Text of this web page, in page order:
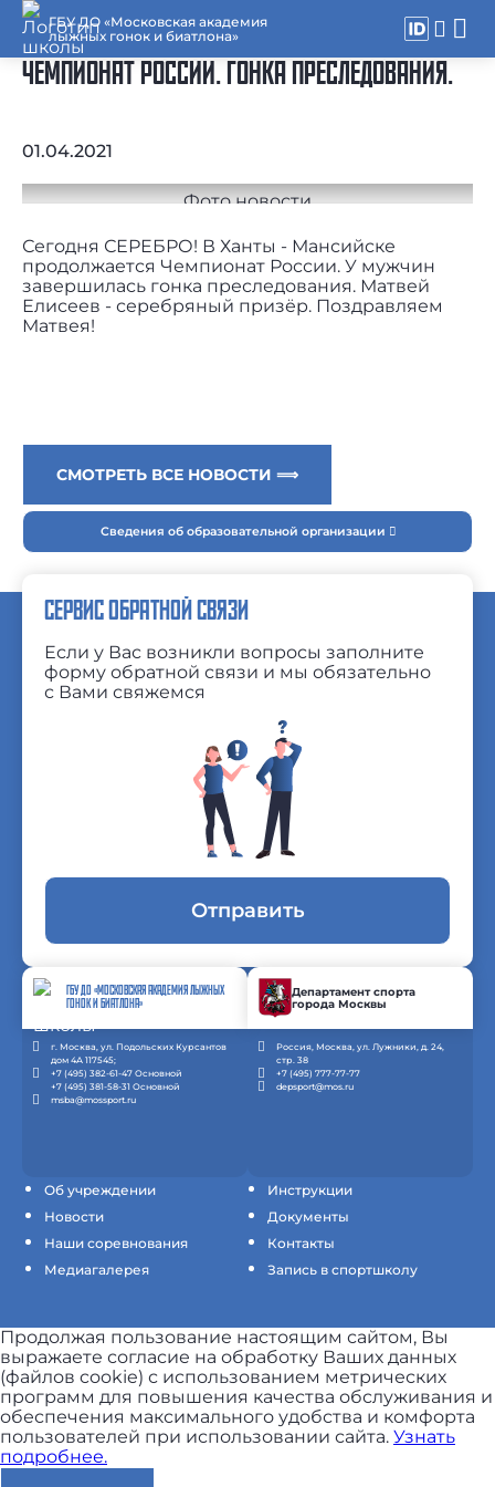
ГБУ ДО «Московская академия
лыжных гонок и биатлона»
ЧЕМПИОНАТ РОССИИ. ГОНКА ПРЕСЛЕДОВАНИЯ.
01.04.2021
Сегодня СЕРЕБРО! В Ханты - Мансийске
продолжается Чемпионат России. У мужчин
завершилась гонка преследования. Матвей
Елисеев - серебряный призёр. Поздравляем
Матвея!
СМОТРЕТЬ ВСЕ НОВОСТИ ⟹
Сведения об образовательной организации
Об учреждении
Новости
Наши соревнования
Медиагалерея
Инструкции
Документы
Контакты
Запись в спортшколу
СЕРВИС ОБРАТНОЙ СВЯЗИ
Если у Вас возникли вопросы заполните
форму обратной связи и мы обязательно
с Вами свяжемся
Отправить
ГБУ ДО «МОСКОВСКАЯ АКАДЕМИЯ ЛЫЖНЫХ
ГОНОК И БИАТЛОНА»
г. Москва, ул. Подольских Курсантов
дом 4А 117545;
+7 (495) 382-61-47 Основной
+7 (495) 381-58-31 Основной
msba@mossport.ru
Департамент спорта
города Москвы
Россия, Москва, ул. Лужники, д. 24,
стр. 38
+7 (495) 777-77-77
depsport@mos.ru
Продолжая пользование настоящим сайтом, Вы
выражаете согласие на обработку Ваших данных
(файлов cookie) с использованием метрических
программ для повышения качества обслуживания и
обеспечения максимального удобства и комфорта
пользователей при использовании сайта. Узнать
подробнее.